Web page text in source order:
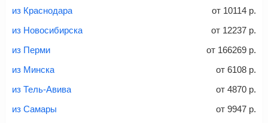
*При необходимости багаж оплачивается отдельно при
регистрации на рейс, в среднем
правило, сразу купить билет с багажом дешевле, чем
Важно:При покупке билета рекомендуем внимательно
проверять на официальном сайте продавца, включен ли
багаж в стоимость.
из Краснодара
от 10114 р.
из Новосибирска
от 12237 р.
из Перми
от 166269 р.
из Минска
от 6108 р.
из Тель-Авива
от 4870 р.
из Самары
от 9947 р.